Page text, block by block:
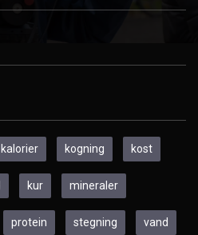
kalorier kogning kost
kur mineraler
protein stegning vand